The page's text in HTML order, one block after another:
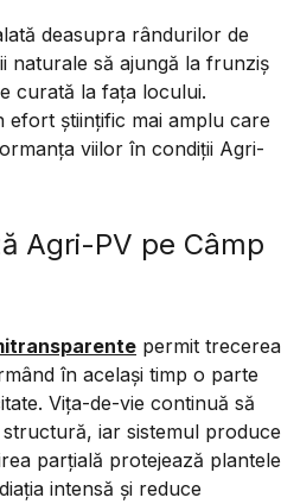
deasupra rândurilor de
naturale să ajungă la frunziș
curată la fața locului.
efort științific mai amplu care
viilor în condiții Agri-
Agri-PV pe Câmp
permit trecerea
în același timp o parte
Vița-de-vie continuă să
iar sistemul produce
parțială protejează plantele
intensă și reduce